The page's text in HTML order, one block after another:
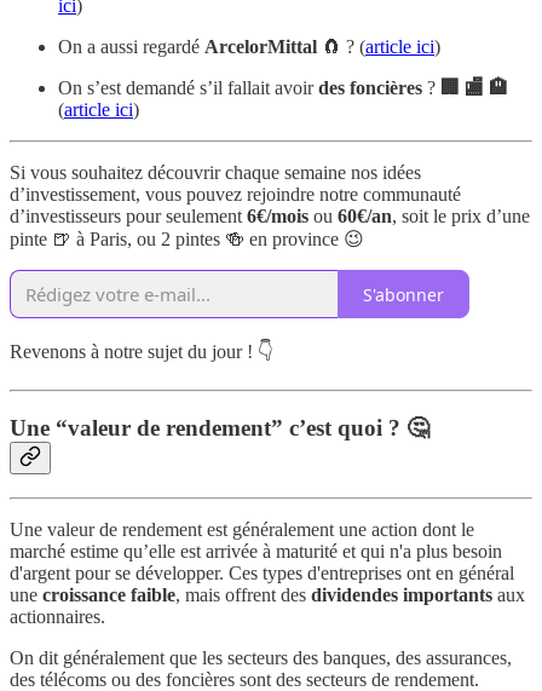
ici)
On a aussi regardé ArcelorMittal 🧲 ? (article ici)
On s’est demandé s’il fallait avoirdes foncières ? 🏢 🏬 🏨
(article ici)
Si vous souhaitez découvrir chaque semaine nos idées
d’investissement, vous pouvez rejoindre notre communauté
d’investisseurs pour seulement 6€/mois ou 60€/an, soit le prix d’une
pinte 🍺 à Paris, ou 2 pintes 🍻 en province 😉
S'abonner
Revenons à notre sujet du jour ! 👇
Une “valeur de rendement” c’est quoi ? 🤔
Une valeur de rendement est généralement une action dont le
marché estime qu’elle est arrivée à maturité et qui n'a plus besoin
d'argent pour se développer. Ces types d'entreprises ont en général
une croissance faible, mais offrent des dividendes importants aux
actionnaires.
On dit généralement que les secteurs des banques, des assurances,
des télécoms ou des foncières sont des secteurs de rendement.